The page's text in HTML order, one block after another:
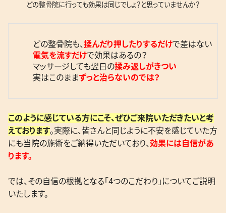
どの整骨院に行っても効果は同じでしょ？と思っていませんか？
どの整骨院も、 揉んだり押したりするだけで差はない
電気を流すだけで効果はあるの？
マッサージしても翌日の揉み返しがきつい
実はこのままずっと治らないのでは？
このように感じている方にこそ、ぜひご来院いただきたいと考
えております。実際に、皆さんと同じように不安を感じていた方
にも当院の施術をご納得いただいており、 効果には自信があ
ります。
では、その自信の根拠となる「4つのこだわり」についてご説明
いたします。